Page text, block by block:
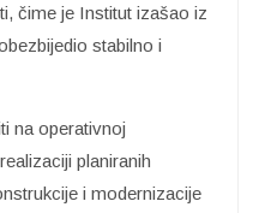
čime je Institut izašao iz
stabilno i
na operativnoj
planiranih
i modernizacije